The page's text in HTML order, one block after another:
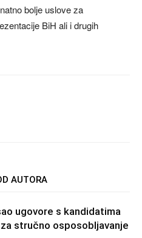
bolje uslove za
BiH ali i drugih
AUTORA
ugovore s kandidatima
stručno osposobljavanje